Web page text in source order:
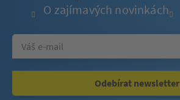
O zajímavých novinkách
Odebírat newsletter